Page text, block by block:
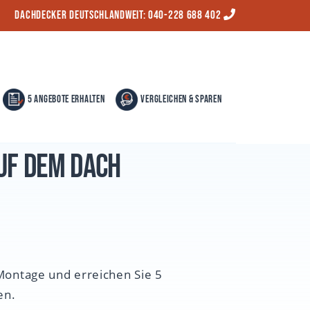
Dachdecker Deutschlandweit:040-228 688 402
5 Angebote erhalten Vergleichen & Sparen
dem Dach
und erreichen Sie 5